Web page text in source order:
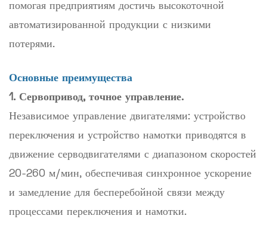
помогая предприятиям достичь высокоточной
автоматизированной продукции с низкими
потерями.
Основные преимущества
1. Сервопривод, точное управление.
Независимое управление двигателями: устройство
переключения и устройство намотки приводятся в
движение серводвигателями с диапазоном скоростей
20-260 м/мин, обеспечивая синхронное ускорение
и замедление для бесперебойной связи между
процессами переключения и намотки.